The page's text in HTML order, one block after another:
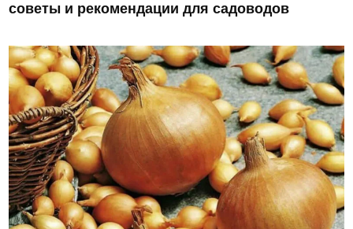
советы и рекомендации для садоводов